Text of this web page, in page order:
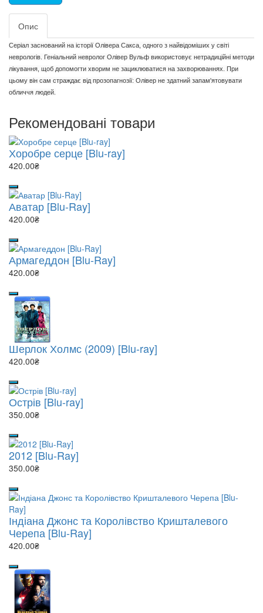
Опис
Серіал заснований на історії Олівера Сакса, одного з найвідоміших у світі
неврологів. Геніальний невролог Олівер Вульф використовує нетрадиційні методи
лікування, щоб допомогти хворим не зациклюватися на захворюваннях. При
цьому він сам страждає від прозопагнозії: Олівер не здатний запам'ятовувати
обличчя людей.
Рекомендовані товари
Хоробре серце [Blu-ray]
420.00₴
Аватар [Blu-Ray]
420.00₴
Армагеддон [Blu-Ray]
420.00₴
Шерлок Холмс (2009) [Blu-ray]
420.00₴
Острів [Blu-ray]
350.00₴
2012 [Blu-Ray]
350.00₴
Індіана Джонс та Королівство Кришталевого
Черепа [Blu-Ray]
420.00₴